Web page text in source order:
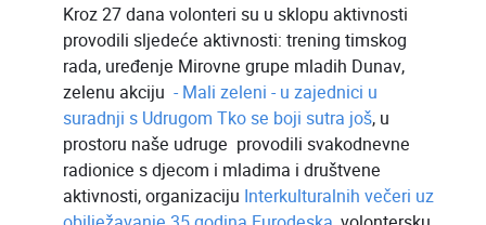
Kroz 27 dana volonteri su u sklopu aktivnosti
provodili sljedeće aktivnosti: trening timskog
rada, uređenje Mirovne grupe mladih Dunav,
zelenu akciju - Mali zeleni - u zajednici u
suradnji s Udrugom Tko se boji sutra još, u
prostoru naše udruge provodili svakodnevne
radionice s djecom i mladima i društvene
aktivnosti, organizaciju Interkulturalnih večeri uz